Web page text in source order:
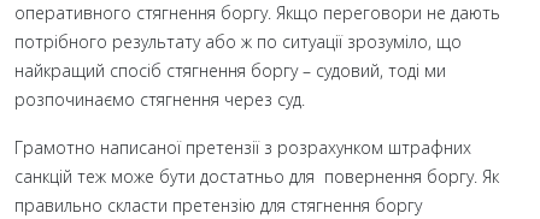
оперативного стягнення боргу. Якщо переговори не дають
потрібного результату або ж по ситуації зрозуміло, що
найкращий спосіб стягнення боргу – судовий, тоді ми
розпочинаємо стягнення через суд.
Грамотно написаної претензії з розрахунком штрафних
санкцій теж може бути достатньо для повернення боргу. Як
правильно скласти претензію для стягнення боргу